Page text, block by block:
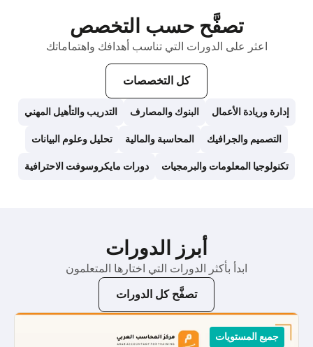
تصفَّح حسب التخصص
اعثر على الدورات التي تناسب أهدافك واهتماماتك
كل التخصصات
إدارة وريادة الأعمال البنوك والمصارف التدريب والتأهيل المهني
التصميم والجرافيك المحاسبة والمالية تحليل وعلوم البيانات
تكنولوجيا المعلومات والبرمجيات دورات مايكروسوفت الاحترافية
أبرز الدورات
ابدأ بأكثر الدورات التي اختارها المتعلمون
تصفَّح كل الدورات
جميع المستويات